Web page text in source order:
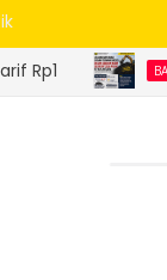
BATU BARA